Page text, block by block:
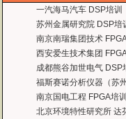
曙海培训DSP2000的老师，上
达到了我们想要的效果，希望继
——中国电子科技集团技术部主
曙海的FPGA 培训很好地填补
——上海电子，冯老师
曙海给我们公司提供的
——公安部第三研究所，项目部
MTK培训-我在网上找了很久，
一汽海马汽车 DSP培训
苏州金属研究院 DSP培
南京南瑞集团技术
西安爱生技术集团
成都熊谷加世电气 DSP
福斯赛诺分析仪器（苏
南京国电工程 FPGA培训
北京环境特性研究所 达